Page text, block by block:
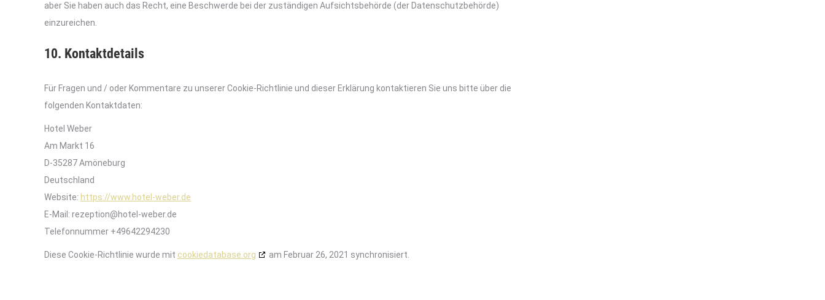
aber Sie haben auch das Recht, eine Beschwerde bei der zuständigen Aufsichtsbehörde (der Datenschutzbehörde)
einzureichen.
10. Kontaktdetails
Für Fragen und / oder Kommentare zu unserer Cookie-Richtlinie und dieser Erklärung kontaktieren Sie uns bitte über die
folgenden Kontaktdaten:
Hotel Weber
Am Markt 16
D-35287 Amöneburg
Deutschland
Website: https://www.hotel-weber.de
E-Mail: rezeption@hotel-weber.de
Telefonnummer +49642294230
Diese Cookie-Richtlinie wurde mit cookiedatabase.org am Februar 26, 2021 synchronisiert.